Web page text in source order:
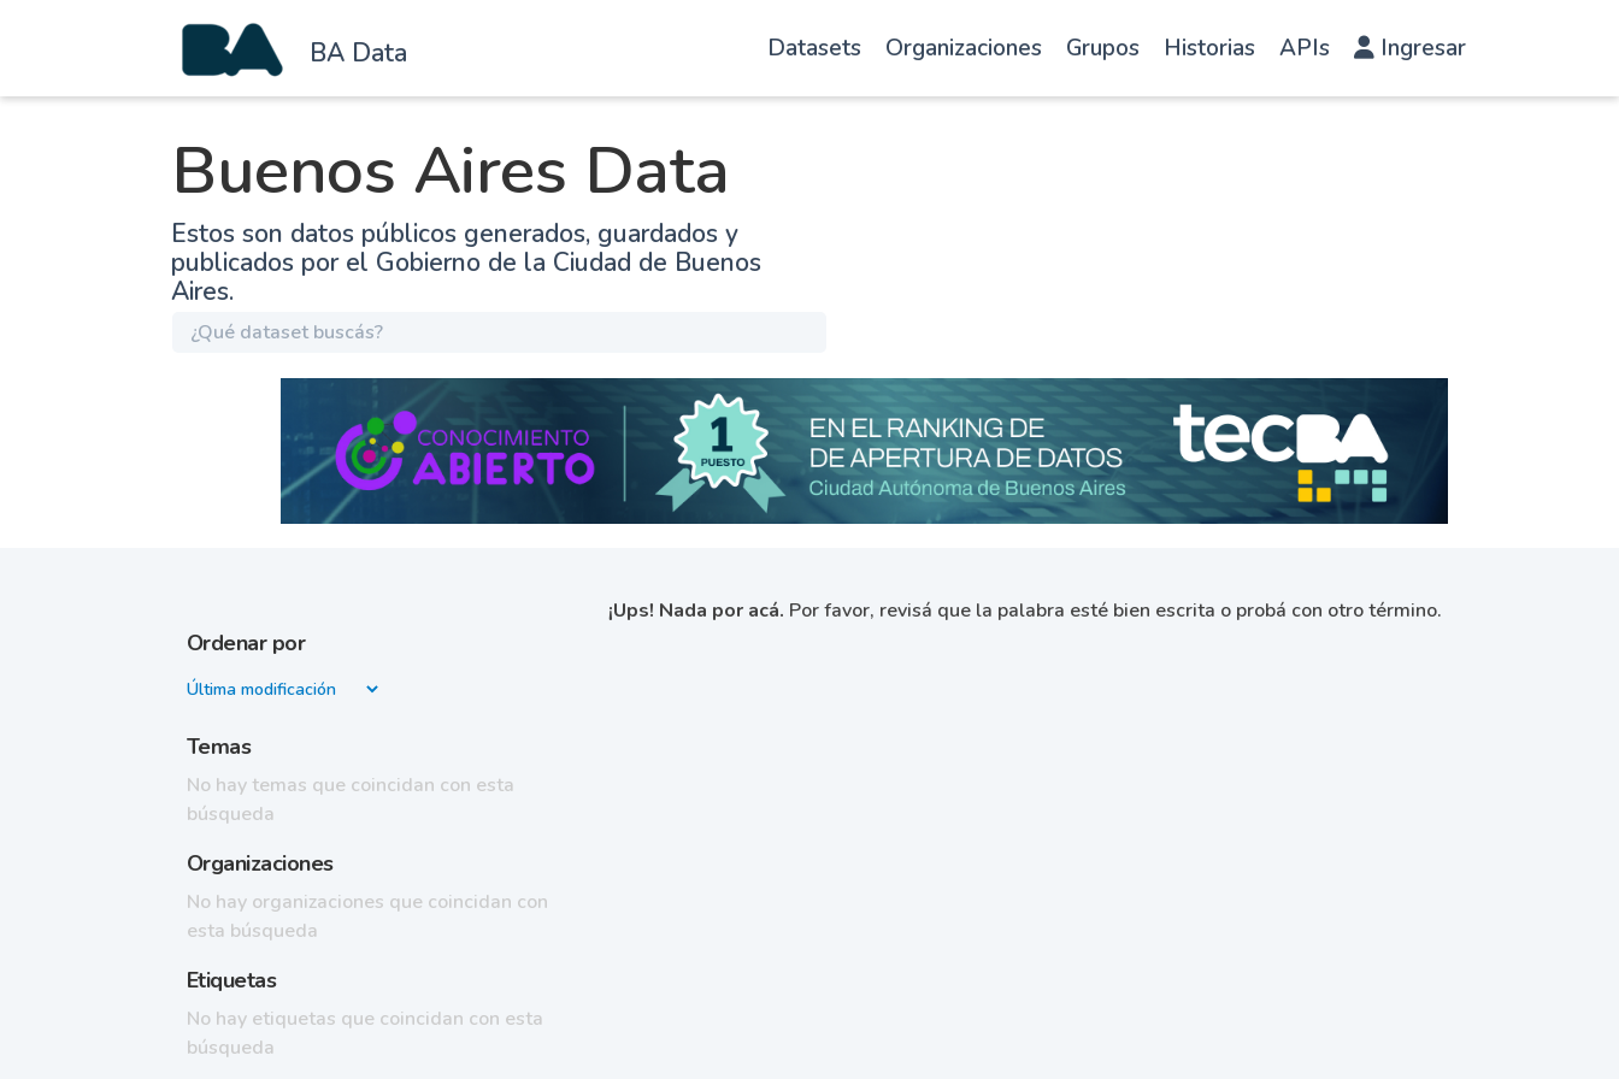
BA Data Datasets Organizaciones Grupos Historias APIs Ingresar
Buenos Aires Data
Estos son datos públicos generados, guardados y
publicados por el Gobierno de la Ciudad de Buenos
Aires.
Ordenar por
Temas
No hay temas que coincidan con esta
búsqueda
Organizaciones
No hay organizaciones que coincidan con
esta búsqueda
Etiquetas
No hay etiquetas que coincidan con esta
búsqueda
¡Ups! Nada por acá. Por favor, revisá que la palabra esté bien escrita o probá con otro término.